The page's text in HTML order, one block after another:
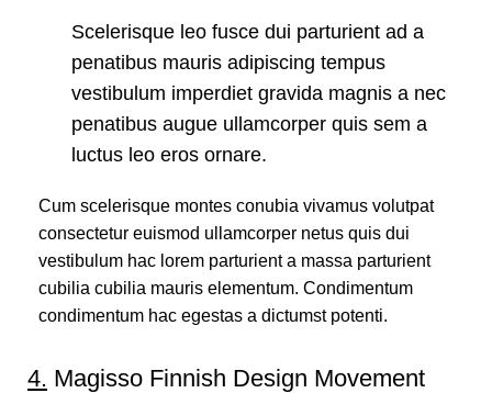
Scelerisque leo fusce dui parturient ad a
penatibus mauris adipiscing tempus
vestibulum imperdiet gravida magnis a nec
penatibus augue ullamcorper quis sem a
luctus leo eros ornare.
Cum scelerisque montes conubia vivamus volutpat
consectetur euismod ullamcorper netus quis dui
vestibulum hac lorem parturient a massa parturient
cubilia cubilia mauris elementum. Condimentum
condimentum hac egestas a dictumst potenti.
4. Magisso Finnish Design Movement